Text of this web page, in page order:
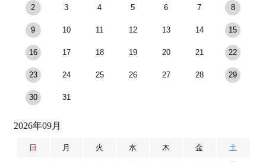
2 3 4 5 6 7 8
9 10 11 12 13 14 15
16 17 18 19 20 21 22
23 24 25 26 27 28 29
30 31
2026年09月
日 月 火 水 木 金 土